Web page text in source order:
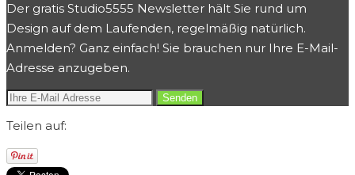
Der gratis Studio5555 Newsletter hält Sie rund um
Design auf dem Laufenden, regelmäßig natürlich.
Anmelden? Ganz einfach! Sie brauchen nur Ihre E-Mail-
Adresse anzugeben.
Teilen auf: